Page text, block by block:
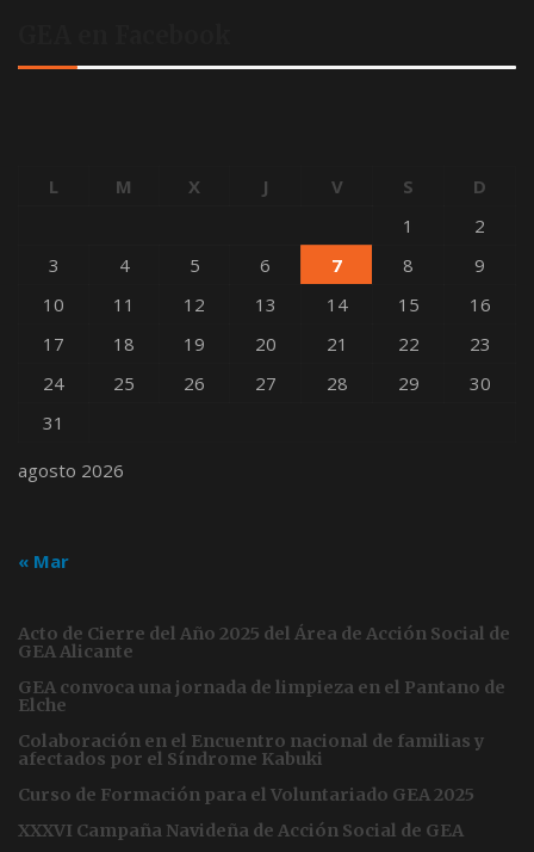
agosto 2026
L M X J V S
D
1
2
3
4 5 6 7 8
9
10
11 12 13 14 15
16
17
18 19 20 21 22
23
24
25 26 27 28 29
30
31
« Mar
Acto de Cierre del Año 2025 del Área de Acción Social de
GEA Alicante
GEA convoca una jornada de limpieza en el Pantano de
Elche
Colaboración en el Encuentro nacional de familias y
afectados por el Síndrome Kabuki
Curso de Formación para el Voluntariado GEA 2025
XXXVI Campaña Navideña de Acción Social de GEA